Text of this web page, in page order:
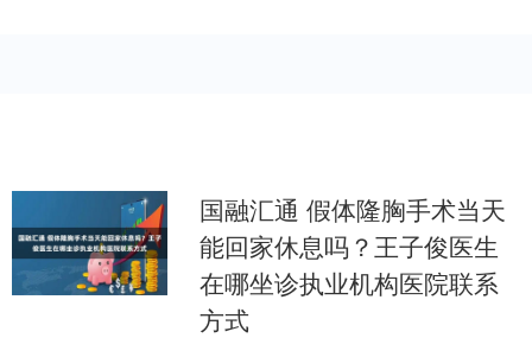
国融汇通 假体隆胸手术当天
能回家休息吗？王子俊医生
在哪坐诊执业机构医院联系
方式